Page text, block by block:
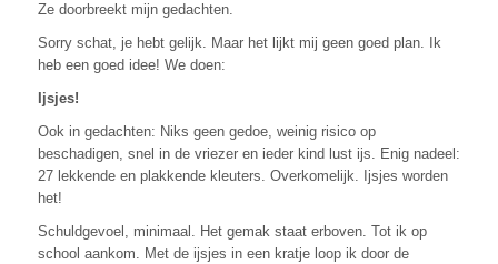
Ze doorbreekt mijn gedachten.
Sorry schat, je hebt gelijk. Maar het lijkt mij geen goed plan. Ik
heb een goed idee! We doen:
Ijsjes!
Ook in gedachten: Niks geen gedoe, weinig risico op
beschadigen, snel in de vriezer en ieder kind lust ijs. Enig nadeel:
27 lekkende en plakkende kleuters. Overkomelijk. Ijsjes worden
het!
Schuldgevoel, minimaal. Het gemak staat erboven. Tot ik op
school aankom. Met de ijsjes in een kratje loop ik door de